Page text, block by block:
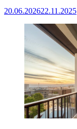
20.06.202622.11.2025